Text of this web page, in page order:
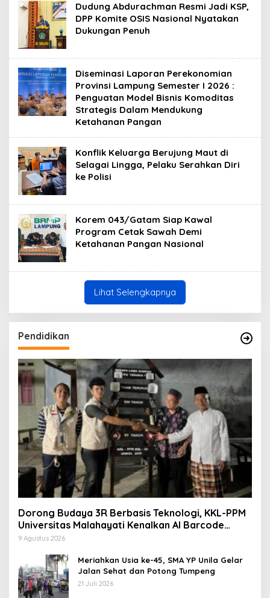
Dudung Abdurachman Resmi Jadi KSP,
DPP Komite OSIS Nasional Nyatakan
Dukungan Penuh
Diseminasi Laporan Perekonomian
Provinsi Lampung Semester I 2026 :
Penguatan Model Bisnis Komoditas
Strategis Dalam Mendukung
Ketahanan Pangan
Konflik Keluarga Berujung Maut di
Selagai Lingga, Pelaku Serahkan Diri
ke Polisi
Korem 043/Gatam Siap Kawal
Program Cetak Sawah Demi
Ketahanan Pangan Nasional
Lihat Selengkapnya
Pendidikan
Dorong Budaya 3R Berbasis Teknologi, KKL-PPM
Universitas Malahayati Kenalkan AI Barcode
untuk Edukasi Sampah
9 Agustus 2026
Meriahkan Usia ke-45, SMA YP Unila Gelar
Jalan Sehat dan Potong Tumpeng
21 Juli 2026